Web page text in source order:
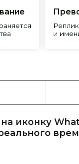
иконку